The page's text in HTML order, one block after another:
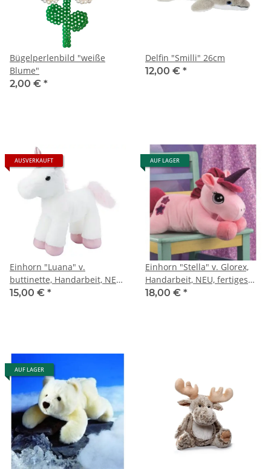
Bügelperlenbild "weiße
Blume"
2,00 € *
Delfin "Smilli" 26cm
12,00 € *
AUSVERKAUFT
Einhorn "Luana" v.
buttinette, Handarbeit, NEU,
fertiges Kuscheltier, Unicorn
15,00 € *
AUF LAGER
Einhorn "Stella" v. Glorex,
Handarbeit, NEU, fertiges
Kuscheltier, Unicorn
18,00 € *
AUF LAGER